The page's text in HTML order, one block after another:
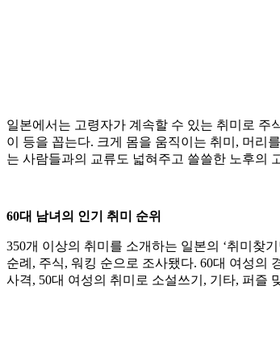
일본에서는 고령자가 계속할 수 있는 취미로 주
이 등을 꼽는다. 크게 몸을 움직이는 취미, 머리
는 사람들과의 교류도 넓혀주고 쓸쓸한 노후의
60대 남녀의 인기 취미 순위
350개 이상의 취미를 소개하는 일본의 ‘취미찾
순례, 주식, 워킹 순으로 조사됐다. 60대 여성의
사격, 50대 여성의 취미로 소설쓰기, 기타, 퍼즐